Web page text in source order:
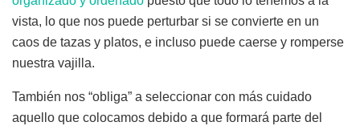
vista, lo que nos puede perturbar si se convierte en un
caos de tazas y platos, e incluso puede caerse y romperse
nuestra vajilla.
También nos “obliga” a seleccionar con más cuidado
aquello que colocamos debido a que formará parte del